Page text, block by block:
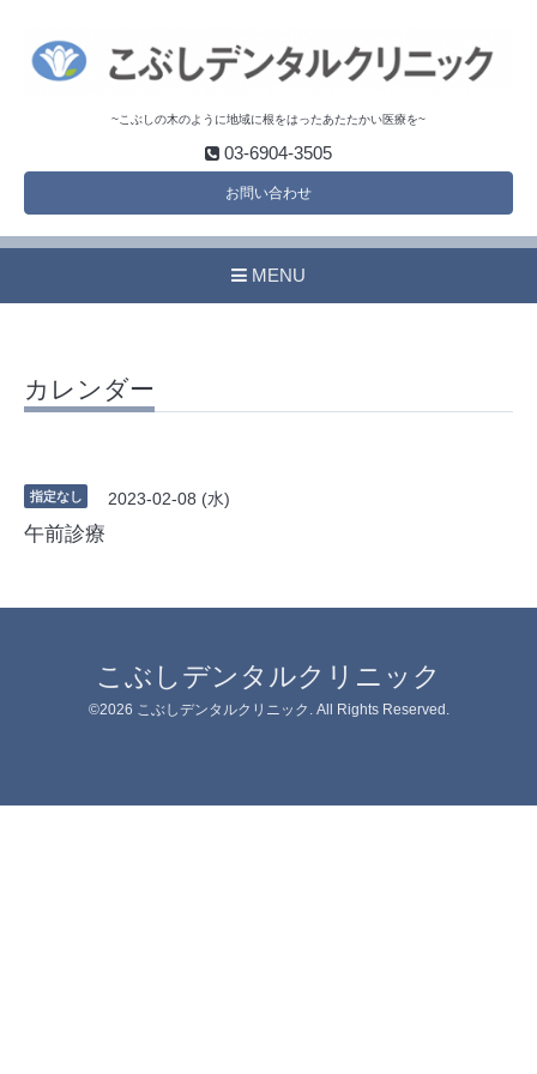
~こぶしの木のように地域に根をはったあたたかい医療を~
03-6904-3505
お問い合わせ
MENU
カレンダー
指定なし 2023-02-08 (水)
午前診療
こぶしデンタルクリニック
©2026 こぶしデンタルクリニック . All Rights Reserved.